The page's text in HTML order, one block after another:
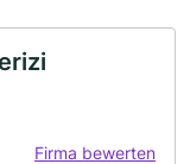
Firma bewerten